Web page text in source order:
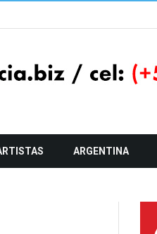
ARGENTINA